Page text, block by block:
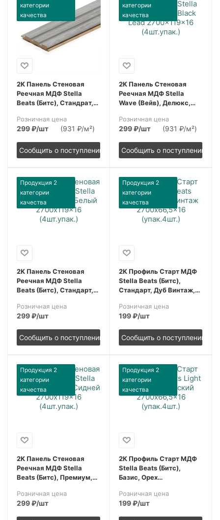
категории
качества
2К Панель Стеновая
Реечная МДФ Stella
Beats (Битс), Стандрат,
2700x119x16, (4шт.упак.)
Розничная цена
299₽/шт (931 ₽/м²)
Сообщить о поступлении
категории
качества
2К Панель Стеновая
Реечная МДФ Stella
Wave (Вейв), Делюкс,
2700x119x16, (4шт.упак.)
Розничная цена
299₽/шт (931 ₽/м²)
Сообщить о поступлении
Продукция 2
категории
качества
2К Панель Стеновая
Реечная МДФ Stella
Beats (Битс), Стандарт,
(4шт.упак.)
Розничная цена
299₽/шт
Сообщить о поступлении
Продукция 2
категории
качества
2К Профиль Старт МДФ
Stella Beats (Битс),
Стандарт, Дуб Винтаж,
(упак.4шт.)
Розничная цена
199₽/шт
Сообщить о поступлении
Продукция 2
категории
качества
2К Панель Стеновая
Реечная МДФ Stella
Beats (Битс), Премиум,
(4шт.упак.)
Розничная цена
299₽/шт
Продукция 2
категории
качества
2К Профиль Старт МДФ
Stella Beats (Битс),
Базис, Орех
2700x67x16, (упак.4шт.)
Розничная цена
199₽/шт